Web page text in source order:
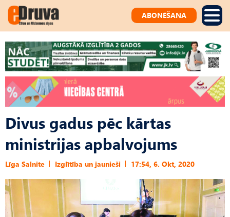
ABONĒŠANA
Divus gadus pēc kārtas
ministrijas apbalvojums
Līga Salnite Izglītība un jaunieši 17:54, 6. Okt, 2020